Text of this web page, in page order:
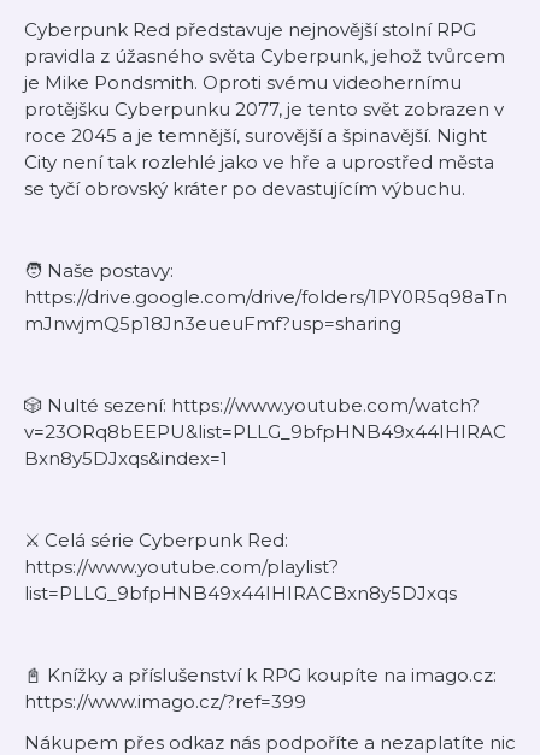
Cyberpunk Red představuje nejnovější stolní RPG
pravidla z úžasného světa Cyberpunk, jehož tvůrcem
je Mike Pondsmith. Oproti svému videohernímu
protějšku Cyberpunku 2077, je tento svět zobrazen v
roce 2045 a je temnější, surovější a špinavější. Night
City není tak rozlehlé jako ve hře a uprostřed města
se tyčí obrovský kráter po devastujícím výbuchu.
🧑 Naše postavy:
https://drive.google.com/drive/folders/1PY0R5q98aTn
mJnwjmQ5p18Jn3eueuFmf?usp=sharing
🎲 Nulté sezení: https://www.youtube.com/watch?
v=23ORq8bEEPU&list=PLLG_9bfpHNB49x44IHIRAC
Bxn8y5DJxqs&index=1
⚔️ Celá série Cyberpunk Red:
https://www.youtube.com/playlist?
list=PLLG_9bfpHNB49x44IHIRACBxn8y5DJxqs
📓 Knížky a příslušenství k RPG koupíte na imago.cz:
https://www.imago.cz/?ref=399
Nákupem přes odkaz nás podpoříte a nezaplatíte nic